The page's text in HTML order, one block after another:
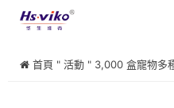
首頁 " 活動 " 3,000 盒寵物多